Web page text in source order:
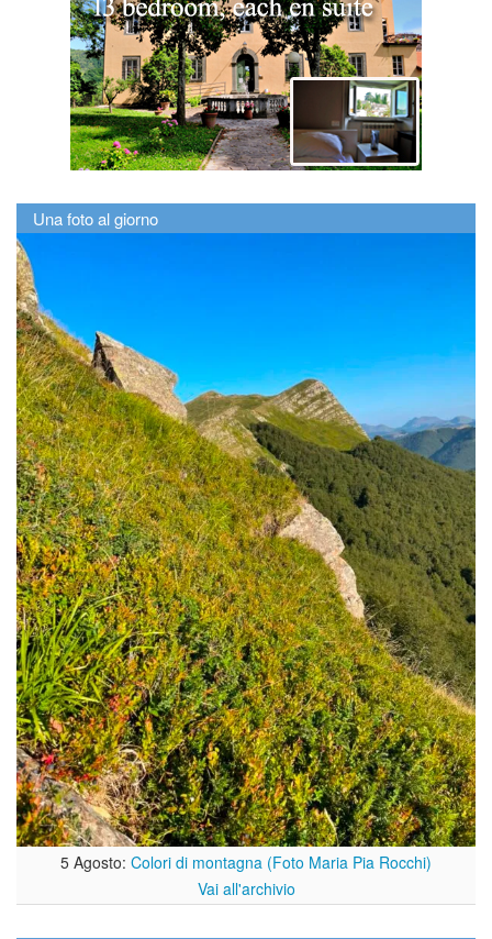
Una foto al giorno
5 Agosto: Colori di montagna (Foto Maria Pia Rocchi)
Vai all'archivio